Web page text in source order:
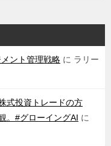
ント管理戦略 に ラリー
式投資トレードの方
。#グローイングAI に